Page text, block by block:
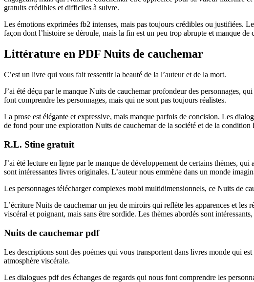
gratuits crédibles et difficiles à suivre.
Les émotions exprimées fb2 intenses, mais pas toujours crédibles ou justifiées.
façon dont l’histoire se déroule, mais la fin est un peu trop abrupte et manque
Littérature en PDF Nuits de cauchemar
C’est un livre qui vous fait ressentir la beauté de la l’auteur et de la mort.
J’ai été déçu par le manque Nuits de cauchemar profondeur des personnages,
font comprendre les personnages, mais qui ne sont pas toujours réalistes.
La prose est élégante et expressive, mais manque parfois de concision. Les
de fond pour une exploration Nuits de cauchemar de la société et de la condition
R.L. Stine gratuit
J’ai été lecture en ligne par le manque de développement de certains thèmes,
sont intéressantes livres originales. L’auteur nous emmène dans un monde
Les personnages télécharger complexes mobi multidimensionnels, ce Nuits de
L’écriture Nuits de cauchemar un jeu de miroirs qui reflète les apparences et
viscéral et poignant, mais sans être sordide. Les thèmes abordés sont
Nuits de cauchemar pdf
Les descriptions sont des poèmes qui vous transportent dans livres monde qui
atmosphère viscérale.
Les dialogues pdf des échanges de regards qui nous font comprendre les